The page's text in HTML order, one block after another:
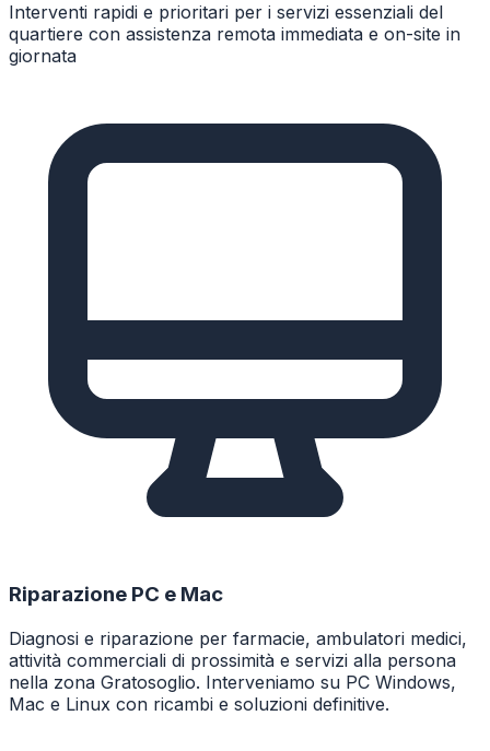
Interventi rapidi e prioritari per i servizi essenziali del
quartiere con assistenza remota immediata e on-site in
giornata
Riparazione PC e Mac
Diagnosi e riparazione per farmacie, ambulatori medici,
attività commerciali di prossimità e servizi alla persona
nella zona Gratosoglio. Interveniamo su PC Windows,
Mac e Linux con ricambi e soluzioni definitive.